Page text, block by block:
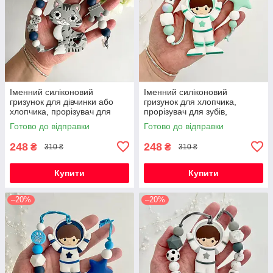
Іменний силіконовий
гризунок для дівчинки або
хлопчика, прорізувач для
зубів, котик Фелікс (сірий)
Готово до відправки
248 ₴ 310 ₴
Купити
Іменний силіконовий
гризунок для хлопчика,
прорізувач для зубів,
Космонавт (м'ята)
Готово до відправки
248 ₴ 310 ₴
Купити
–20% –20%